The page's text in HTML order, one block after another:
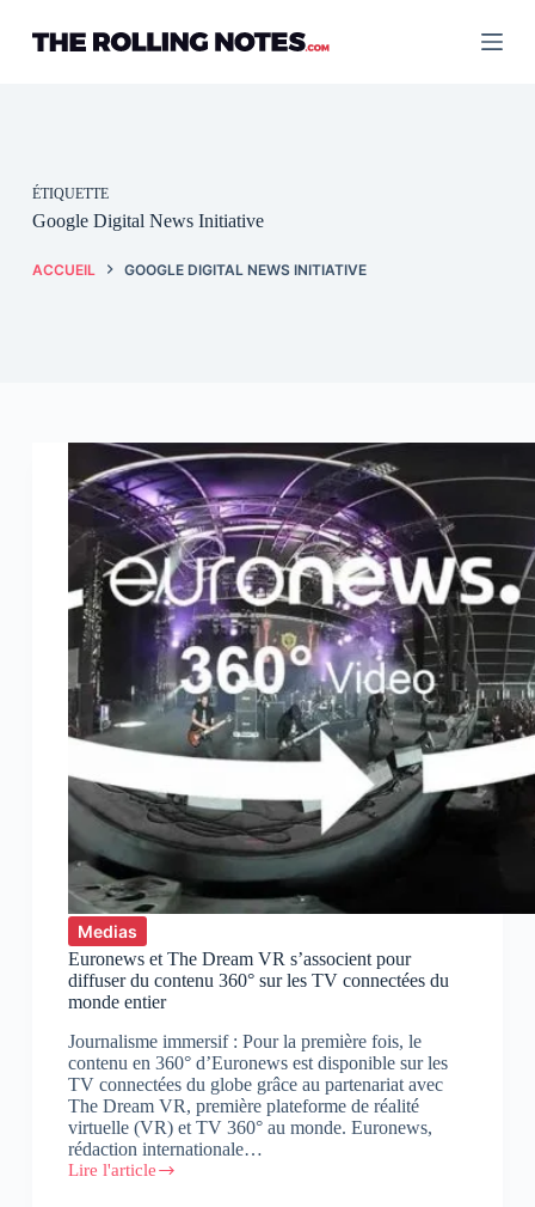
contenu
ÉTIQUETTE
Google Digital News Initiative
ACCUEIL GOOGLE DIGITAL NEWS INITIATIVE
Medias
Euronews et The Dream VR s’associent pour
diffuser du contenu 360° sur les TV connectées du
monde entier
Journalisme immersif : Pour la première fois, le
contenu en 360° d’Euronews est disponible sur les
TV connectées du globe grâce au partenariat avec
The Dream VR, première plateforme de réalité
virtuelle (VR) et TV 360° au monde. Euronews,
rédaction internationale…
Lire l'article
Euronews